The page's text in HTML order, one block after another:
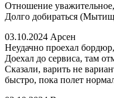
Отношение
Долго добираться
03.10.2024 Арсен
Неудачно проехал
Доехал до сервиса, там
Сказали, варить не
быстро, пока полет